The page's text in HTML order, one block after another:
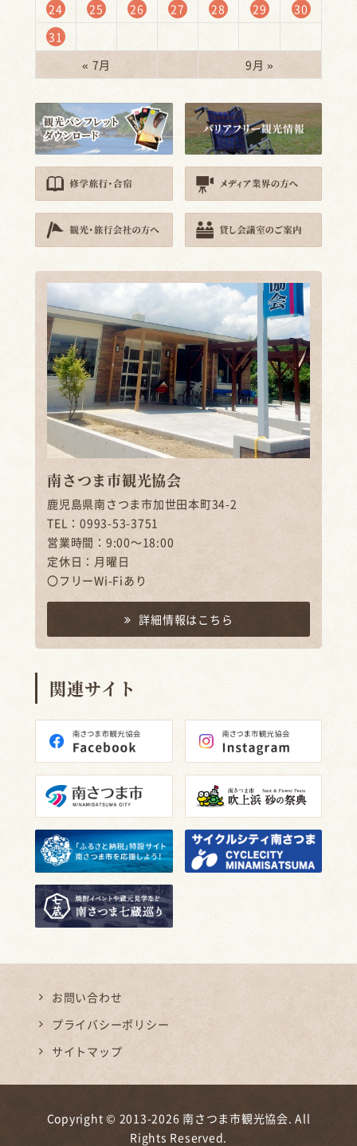
24
25 26 27 28 29
30
31
« 7月
9月 »
南さつま市観光協会
鹿児島県南さつま市加世田本町34-2
TEL：0993-53-3751
営業時間：9:00～18:00
定休日：月曜日
〇フリーWi-Fiあり
詳細情報はこちら
関連サイト
お問い合わせ
プライバシーポリシー
サイトマップ
Copyright © 2013-2026 南さつま市観光協会. All
Rights Reserved.